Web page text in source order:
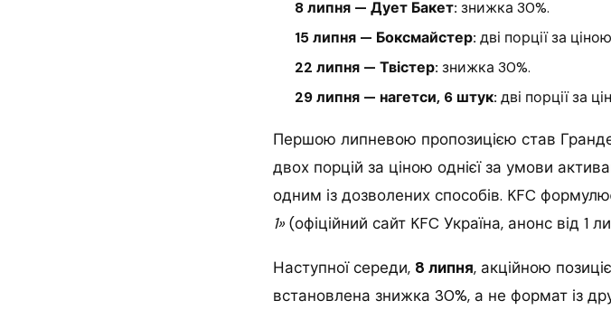
8 липня — Дует Бакет: знижка 30%.
15 липня — Боксмайстер: дві порції за
22 липня — Твістер: знижка 30%.
29 липня — нагетси, 6 штук: дві порції за
Першою липневою пропозицією став
двох порцій за ціною однієї за умови
одним із дозволених способів. KFC
1» (офіційний сайт KFC Україна, анонс від 1
Наступної середи, 8 липня, акційною
встановлена знижка 30%, а не формат із